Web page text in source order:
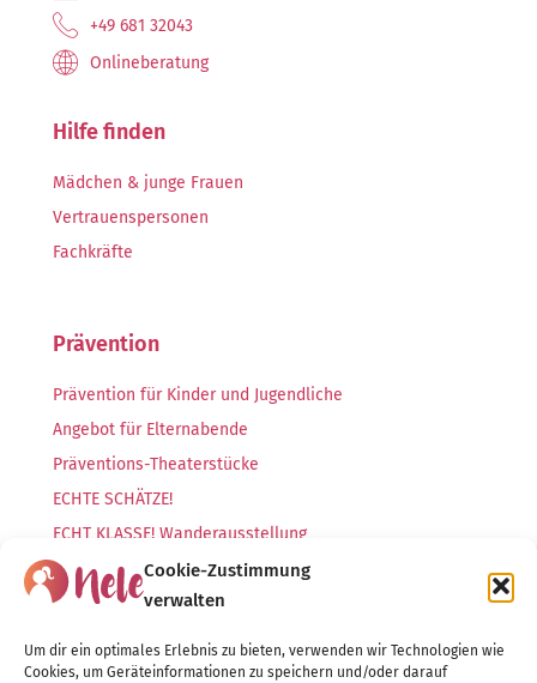
Cookie-Zustimmung
verwalten
Um dir ein optimales Erlebnis zu bieten, verwenden wir Technologien wie
Cookies, um Geräteinformationen zu speichern und/oder darauf
+49 681 32043
Onlineberatung
Hilfe finden
Mädchen & junge Frauen
Vertrauenspersonen
Fachkräfte
Prävention
Prävention für Kinder und Jugendliche
Angebot für Elternabende
Präventions-Theaterstücke
ECHTE SCHÄTZE!
ECHT KLASSE! Wanderausstellung
ECHT KRASS! Ausstellung
Über uns